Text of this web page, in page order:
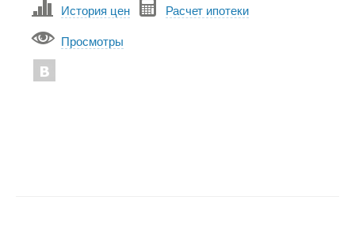
История цен Расчет ипотеки
Просмотры